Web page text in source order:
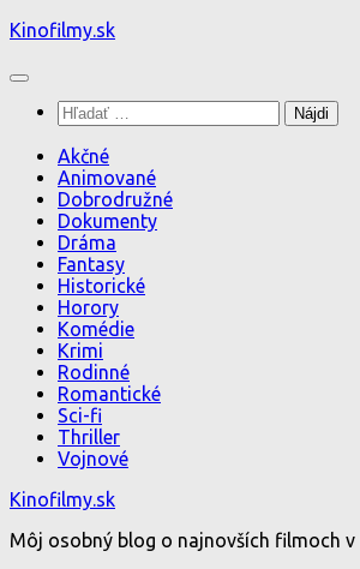
Preskočiť
obsah
Kinofilmy.sk
Hľadať:
Akčné
Animované
Dobrodružné
Dokumenty
Dráma
Fantasy
Historické
Horory
Komédie
Krimi
Rodinné
Romantické
Sci-fi
Thriller
Vojnové
Kinofilmy.sk
Môj osobný blog o najnovších filmoch v